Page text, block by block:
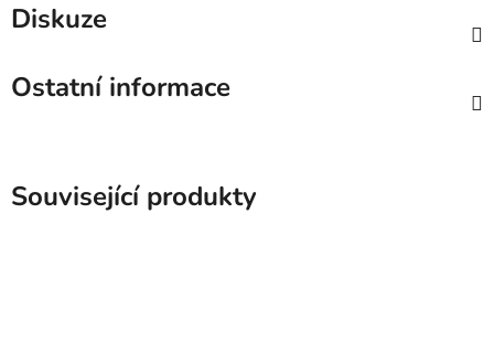
Diskuze
Ostatní informace
Související produkty